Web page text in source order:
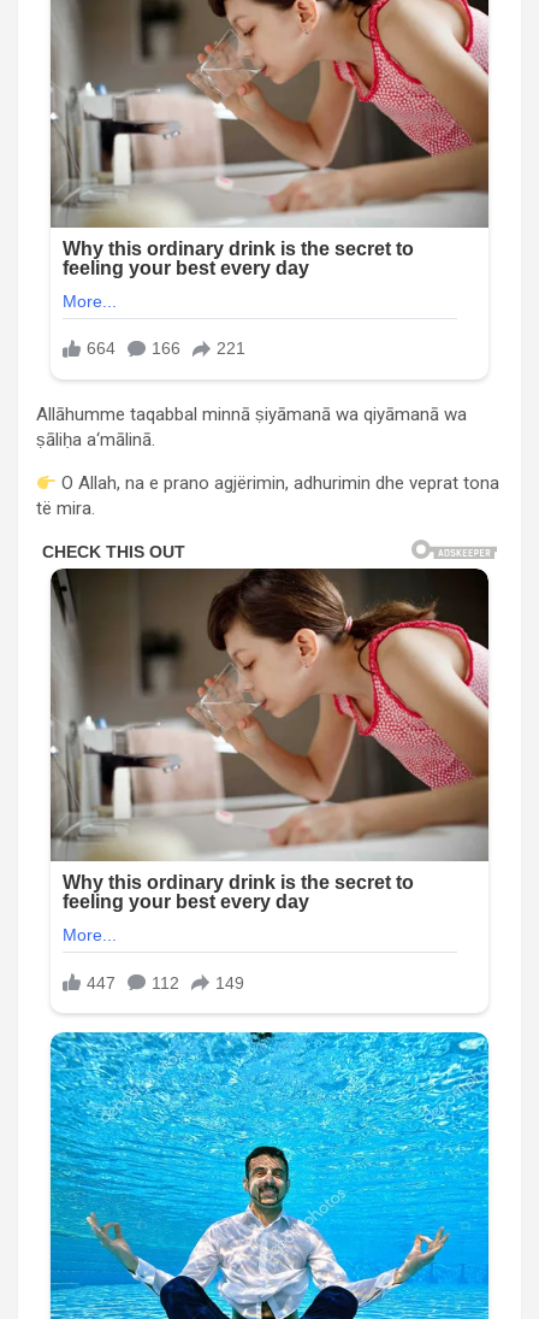
Allāhumme taqabbal minnā ṣiyāmanā wa qiyāmanā wa
ṣāliḥa a‘mālinā.
O Allah, na e prano agjërimin, adhurimin dhe veprat tona
të mira.